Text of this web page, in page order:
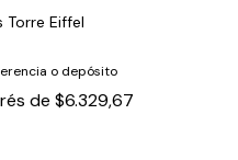
Torre Eiffel
o depósito
de $6.329,67